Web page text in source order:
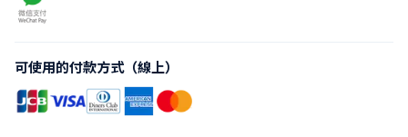
可使用的付款方式（線上）